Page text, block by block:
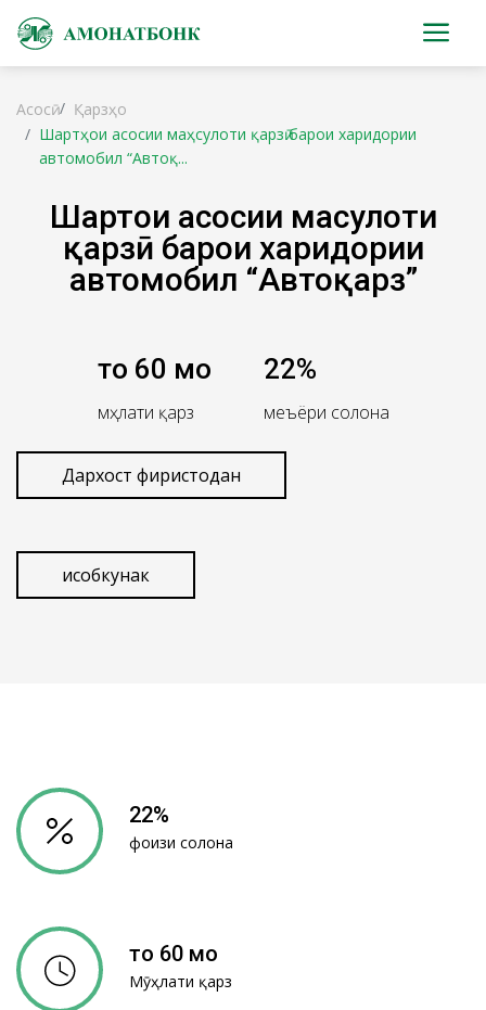
Асосӣ
Қарзҳо
Шартҳои асосии маҳсулоти қарзӣ барои харидории
автомобил “Автоқ...
Шартҳои асосии маҳсулоти
қарзӣ барои харидории
автомобил “Автоқарз”
то 60 моҳ
мӯҳлати қарз
22%
меъёри солона
Дархост фиристодан
Ҳисобкунак
22%
фоизи солона
то 60 моҳ
Мӯҳлати қарз